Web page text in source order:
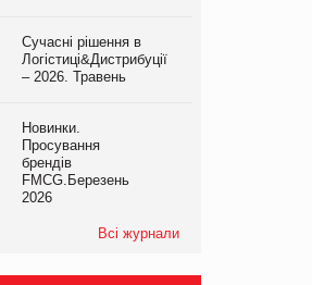
Сучасні рішення в
Логістиці&Дистрибуції
– 2026. Травень
Новинки.
Просування
брендів
FMCG.Березень
2026
Всі журнали